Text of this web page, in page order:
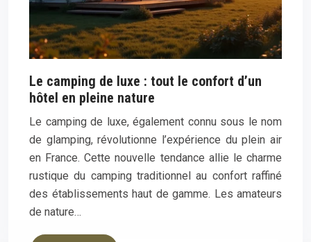
Le camping de luxe : tout le confort d’un
hôtel en pleine nature
Le camping de luxe, également connu sous le nom
de glamping, révolutionne l’expérience du plein air
en France. Cette nouvelle tendance allie le charme
rustique du camping traditionnel au confort raffiné
des établissements haut de gamme. Les amateurs
de nature…